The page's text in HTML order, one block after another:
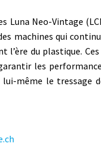
Luna Neo-Vintage
machines qui
du plastique. Ces
les
même le tressage